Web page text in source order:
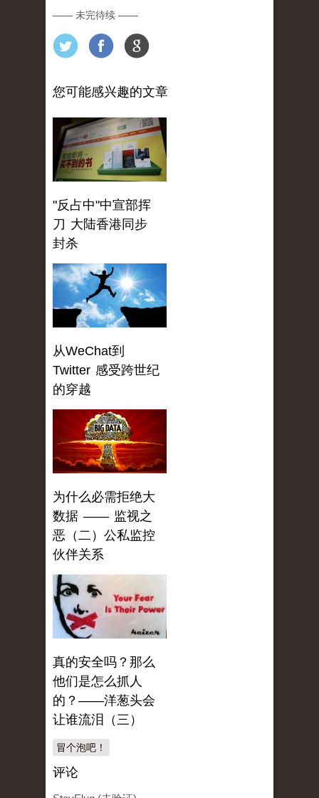
—— 未完待续 ——
您可能感兴趣的文章
"反占中"中宣部挥
刀 大陆香港同步
封杀
从WeChat到
Twitter 感受跨世纪
的穿越
为什么必需拒绝大
数据 —— 监视之
恶（二）公私监控
伙伴关系
真的安全吗？那么
他们是怎么抓人
的？——洋葱头会
让谁流泪（三）
冒个泡吧！
评论